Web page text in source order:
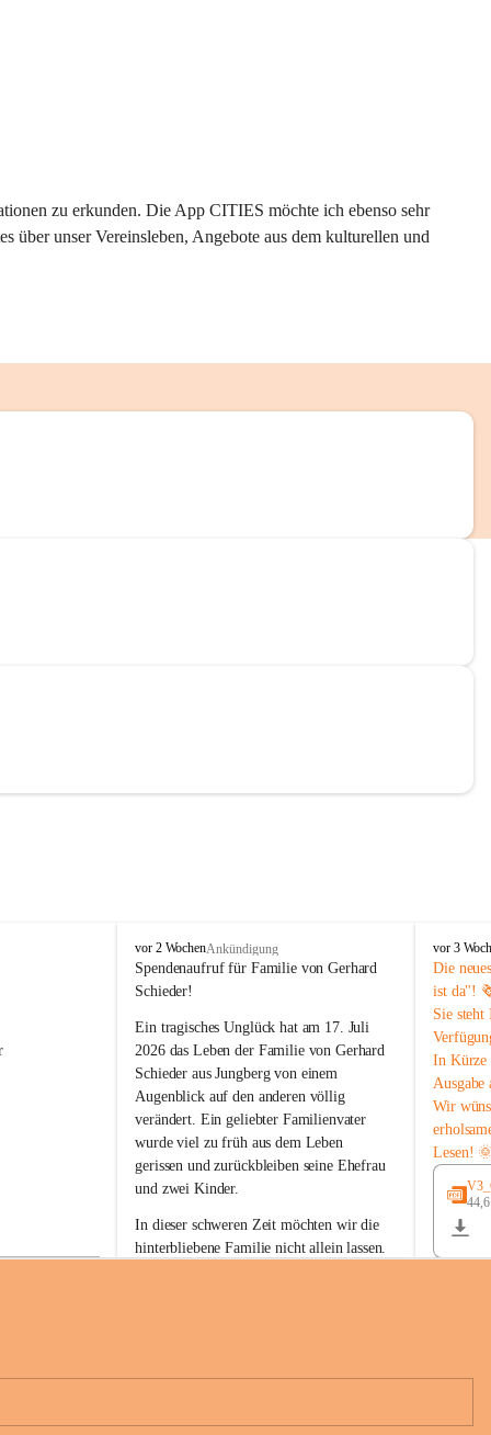
zu erkunden. Die App CITIES möchte ich ebenso sehr
über unser Vereinsleben, Angebote aus dem kulturellen und
B
u
c
-
S
t
.
M
a
g
d
a
e
n
a
vor 2 WochenAnkündigung
Spendenaufruf für Familie von Gerhard
Schieder!
Ein tragisches Unglück hat am 17. Juli
2026 das Leben der Familie von Gerhard
Schieder aus Jungberg von einem
Augenblick auf den anderen völlig
verändert. Ein geliebter Familienvater
wurde viel zu früh aus dem Leben
gerissen und zurückbleiben seine Ehefrau
und zwei Kinder.
In dieser schweren Zeit möchten wir die
hinterbliebene Familie nicht allein lassen.
Unterstützung, ihre Hilfsbereitschaft und
B
u
c
h
-
S
t
.
M
a
g
d
n
a
vor 3
Die
ist da"!
Sie
In Kürze
Ausgabe
Wir
Lesen!